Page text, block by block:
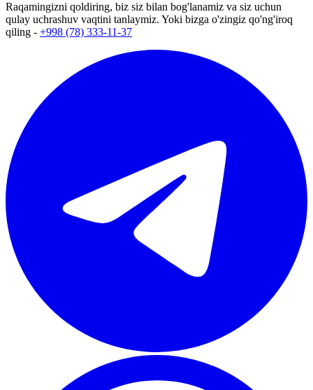
Raqamingizni qoldiring, biz siz bilan bog'lanamiz va siz uchun
qulay uchrashuv vaqtini tanlaymiz. Yoki bizga o'zingiz qo'ng'iroq
qiling - +998 (78) 333-11-37